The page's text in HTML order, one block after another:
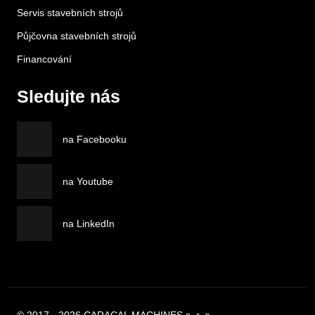
Servis stavebních strojů
Půjčovna stavebních strojů
Financování
Sledujte nás
na Facebooku
na Youtube
na LinkedIn